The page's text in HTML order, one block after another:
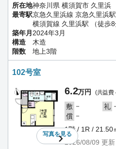
所在地神奈川県 横須賀市 久里浜
最寄駅京急久里浜線 京急久里浜駅
横須賀線 久里浜駅 （徒歩8
築年月 2024年3月
構造
木造
階数
地上3階
102号室
写真を見る
6.2万円 (共益費
敷 － 礼
償 －
1階 / 1R / 21.50
2026/08/09 更新